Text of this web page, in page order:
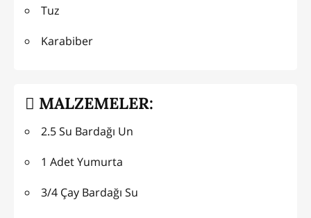
Tuz
Karabiber
MALZEMELER:
2.5 Su Bardağı Un
1 Adet Yumurta
3/4 Çay Bardağı Su